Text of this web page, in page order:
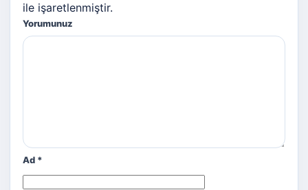
ile işaretlenmiştir.
Yorumunuz
Ad *